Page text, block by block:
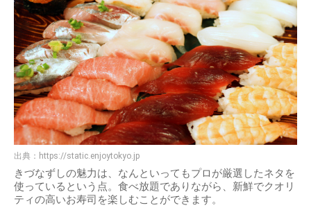
出典： https://static.enjoytokyo.jp
きづなずしの魅力は、なんといってもプロが厳選したネタを
使っているという点。食べ放題でありながら、新鮮でクオリ
ティの高いお寿司を楽しむことができます。